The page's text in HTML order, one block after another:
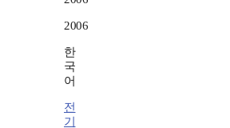
2006
한
국
어
전
기